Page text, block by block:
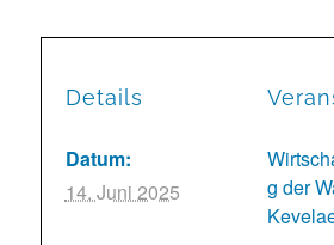
Details
Datum:
14. Juni 2025
g der